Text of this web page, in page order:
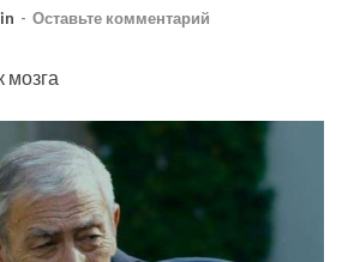
- Оставьте комментарий
мозга